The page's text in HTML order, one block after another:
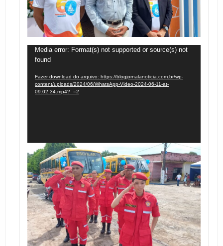
Tocador
de
vídeo
Media error: Format(s) not supported or source(s) not
found
Fazer download do arquivo: https://blogjornalanoticia.com.br/wp-
content/uploads/2024/06/WhatsApp-Video-2024-06-11-at-
09.02.34.mp4?_=2